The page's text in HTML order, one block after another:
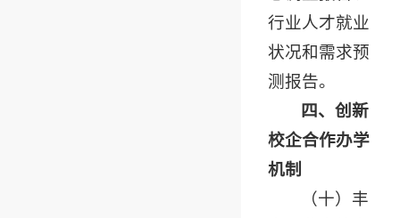
行业人才就业
状况和需求预
测报告。
四、创新
校企合作办学
机制
（十）丰